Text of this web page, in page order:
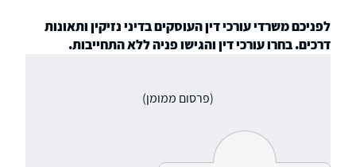
לפניכם משרדי עורכי דין העוסקים בדיני נזיקין ותאונות
דרכים. בחרו עורכי דין והגישו פניה ללא התחייבות.
(פרסום ממומן)